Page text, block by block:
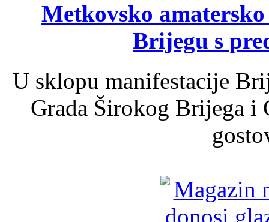
Metkovsko
Brijegu s
U sklopu manifestacije
Grada Širokog Brijega